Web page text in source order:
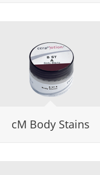
cM Body Stains